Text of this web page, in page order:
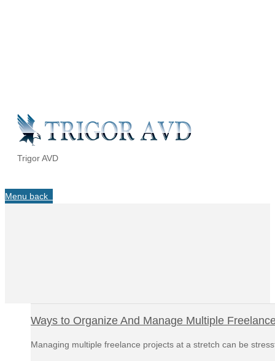
Trigor AVD
Menu back
Ways to Organize And Manage Multiple
Managing multiple freelance projects at a stretch can be